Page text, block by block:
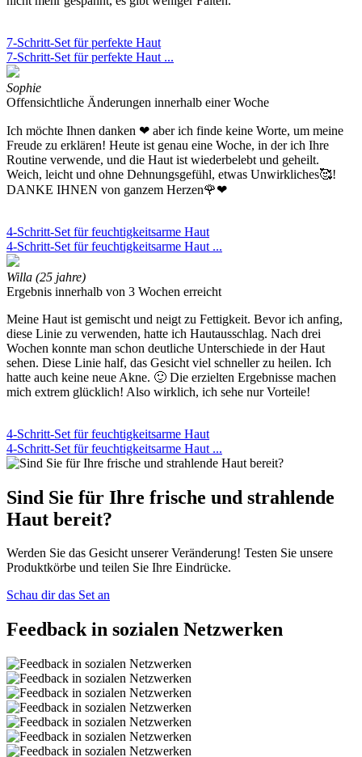
7-Schritt-Set für perfekte Haut
7-Schritt-Set für perfekte Haut ...
Sophie
Offensichtliche Änderungen innerhalb einer Woche
Ich möchte Ihnen danken ❤ aber ich finde keine Worte, um meine
Freude zu erklären! Heute ist genau eine Woche, in der ich Ihre
Routine verwende, und die Haut ist wiederbelebt und geheilt.
Weich, leicht und ohne Dehnungsgefühl, etwas Unwirkliches🥰!
DANKE IHNEN von ganzem Herzen🌹❤
4-Schritt-Set für feuchtigkeitsarme Haut
4-Schritt-Set für feuchtigkeitsarme Haut ...
Willa (25 jahre)
Ergebnis innerhalb von 3 Wochen erreicht
Meine Haut ist gemischt und neigt zu Fettigkeit. Bevor ich anfing,
diese Linie zu verwenden, hatte ich Hautausschlag. Nach drei
Wochen konnte man schon deutliche Unterschiede in der Haut
sehen. Diese Linie half, das Gesicht viel schneller zu heilen. Ich
hatte auch keine neue Akne. 🙂 Die erzielten Ergebnisse machen
mich extrem glücklich! Also wirklich, ich sehe nur Vorteile!
4-Schritt-Set für feuchtigkeitsarme Haut
4-Schritt-Set für feuchtigkeitsarme Haut ...
Sind Sie für Ihre frische und strahlende
Haut bereit?
Werden Sie das Gesicht unserer Veränderung! Testen Sie unsere
Produktkörbe und teilen Sie Ihre Eindrücke.
Schau dir das Set an
Feedback in sozialen Netzwerken